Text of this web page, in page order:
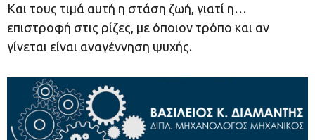
Και τους τιμά αυτή η στάση ζωή, γιατί η…
επιστροφή στις ρίζες, με όποιον τρόπο και αν
γίνεται είναι αναγέννηση ψυχής.